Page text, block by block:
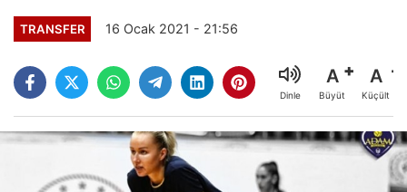
TRANSFER 16 Ocak 2021 - 21:56
Dinle
A
Büyüt
A
Küçült